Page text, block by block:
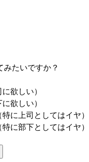
たいですか？
欲しい）
欲しい）
に上司としてはイヤ）
に部下としてはイヤ）